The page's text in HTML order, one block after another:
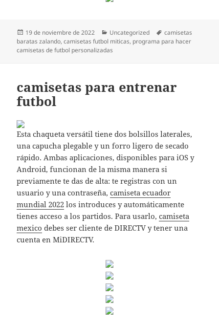
Publicado
el
19 de noviembre de 2022 Categorías
Uncategorized Etiquetas
camisetas
baratas zalando,camisetas futbol miticas, programa para hacer
camisetas de futbol personalizadas
camisetas para entrenar
futbol
Esta chaqueta versátil tiene dos bolsillos laterales,
una capucha plegable y un forro ligero de secado
rápido. Ambas aplicaciones, disponibles para iOS y
Android, funcionan de la misma manera si
previamente te das de alta: te registras con un
usuario y una contraseña,camiseta ecuador
mundial 2022 los introduces y automáticamente
tienes acceso a los partidos. Para usarlo,camiseta
mexico debes ser cliente de DIRECTV y tener una
cuenta en MiDIRECTV.